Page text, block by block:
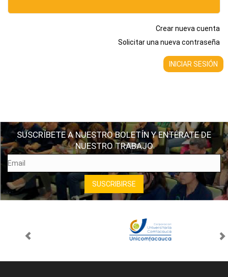
Crear nueva cuenta
Solicitar una nueva contraseña
SUSCRÍBETE A NUESTRO BOLETÍN Y ENTÉRATE DE
NUESTRO TRABAJO